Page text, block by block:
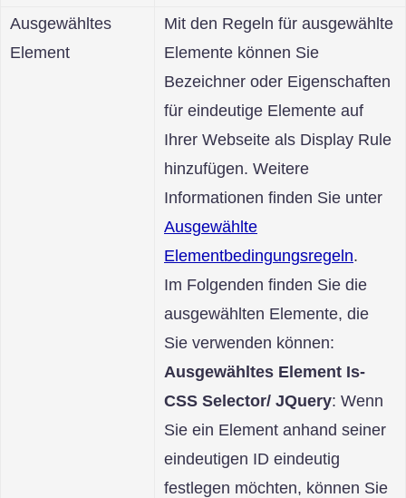
Ausgewähltes
Element
Mit den Regeln für ausgewählte
Elemente können Sie
Bezeichner oder Eigenschaften
für eindeutige Elemente auf
Ihrer Webseite als Display Rule
hinzufügen. Weitere
Informationen finden Sie unter
Ausgewählte
Elementbedingungsregeln.
Im Folgenden finden Sie die
ausgewählten Elemente, die
Sie verwenden können:
Ausgewähltes Element Is-
CSS Selector/ JQuery: Wenn
Sie ein Element anhand seiner
eindeutigen ID eindeutig
festlegen möchten, können Sie